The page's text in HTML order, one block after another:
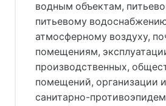
водным объектам,
питьевому
атмосферному воздуху,
помещениям,
производственных,
помещений, организации
санитарно-